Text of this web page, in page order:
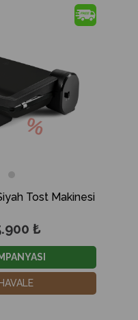
%16
Tost Makinesi
₺
İndirim
%21İndirim